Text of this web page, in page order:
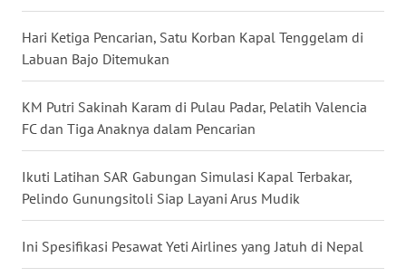
Hari Ketiga Pencarian, Satu Korban Kapal Tenggelam di
Labuan Bajo Ditemukan
KM Putri Sakinah Karam di Pulau Padar, Pelatih Valencia
FC dan Tiga Anaknya dalam Pencarian
Ikuti Latihan SAR Gabungan Simulasi Kapal Terbakar,
Pelindo Gunungsitoli Siap Layani Arus Mudik
Ini Spesifikasi Pesawat Yeti Airlines yang Jatuh di Nepal
WN
SUMSEL
WN
BENGKULU
LAMPUNG
JATENG